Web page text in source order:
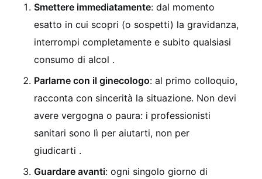
Smettere immediatamente: dal momento
esatto in cui scopri (o sospetti) la gravidanza,
interrompi completamente e subito qualsiasi
consumo di alcol .
Parlarne con il ginecologo: al primo colloquio,
racconta con sincerità la situazione. Non devi
avere vergogna o paura: i professionisti
sanitari sono lì per aiutarti, non per
giudicarti .
Guardare avanti: ogni singolo giorno di